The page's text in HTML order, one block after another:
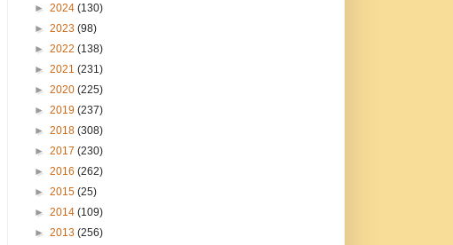
► 2024 (130)
► 2023 (98)
► 2022 (138)
► 2021 (231)
► 2020 (225)
► 2019 (237)
► 2018 (308)
► 2017 (230)
► 2016 (262)
► 2015 (25)
► 2014 (109)
► 2013 (256)